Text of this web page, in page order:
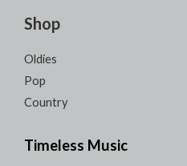
Shop
Oldies
Pop
Country
Timeless Music